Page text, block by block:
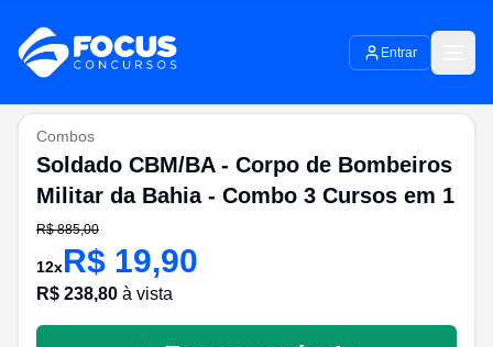
Entrar
Combos
Soldado CBM/BA - Corpo de Bombeiros
Militar da Bahia - Combo 3 Cursos em 1
R$885,00
12xR$ 19,90
R$ 238,80 à vista